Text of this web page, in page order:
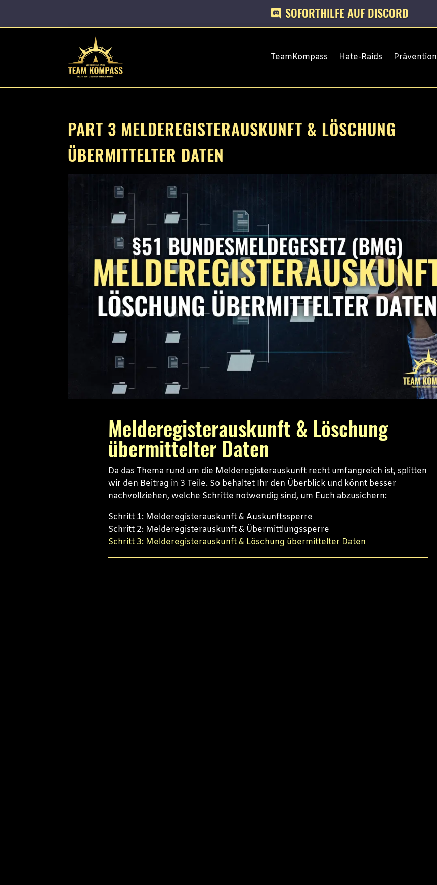
SOFORTHILFE AUF DISCORD
TeamKompass Hate-Raids Prävention
PART 3 MELDEREGISTERAUSKUNFT & LÖSCHUNG
ÜBERMITTELTER DATEN
Melderegisterauskunft & Löschung
übermittelter Daten
Da das Thema rund um die Melderegisterauskunft recht umfangreich ist, splitten
wir den Beitrag in 3 Teile. So behaltet Ihr den Überblick und könnt besser
nachvollziehen, welche Schritte notwendig sind, um Euch abzusichern:
Schritt 1: Melderegisterauskunft & Auskunftssperre
Schritt 2: Melderegisterauskunft & Übermittlungssperre
Schritt 3: Melderegisterauskunft & Löschung übermittelter Daten